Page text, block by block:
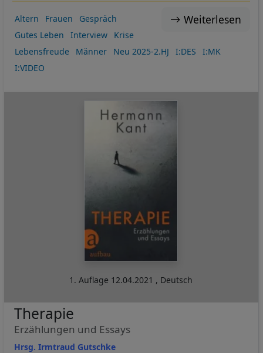
Weiterlesen
Altern Frauen
Gespräch
Gutes Leben
Interview
Krise
Lebensfreude
Männer Neu 2025-2.HJ I:DES
I:MK
I:VIDEO
1. Auflage 12.04.2021 , Deutsch
Hrsg. Irmtraud Gutschke
Therapie
Erzählungen und Essays